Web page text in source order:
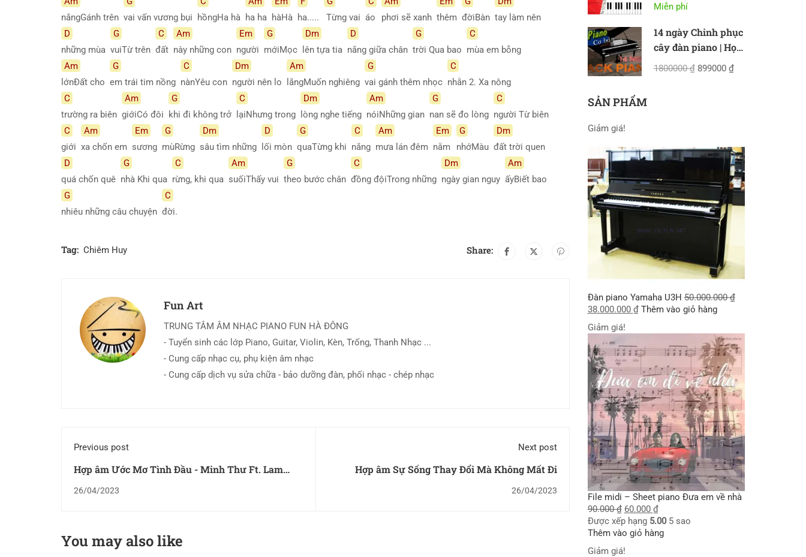
nắngGánh trên vai vấn vương bụi
hồngHa hà
ha ha
hàHà
ha.....
Từng vai áo
phơi sẽ xanh thêm đờiBàn tay làm nên
D
những mùa
G
vuiTừ trên
C
đất
Am
này những con
Em
người
G
mớiMọc
Dm
lên tựa tia
D
nắng giữa chân
G
trời Qua bao
C
mùa em bỗng
Am
lớnĐất cho
G
em trái tim nồng
C
nànYêu con
Dm
người nên lo
Am
lắngMuốn nghiêng
G
vai gánh thêm nhọc
C
nhằn 2. Xa nông
C
trường ra biên
Am
giớiCó đôi
G
khi đi không trở
C
lạiNhưng trong
Dm
lòng nghe tiếng
Am
nóiNhững gian
G
nan sẽ đo lòng
C
người Từ biên
C
giới
Am
xa chốn em
Em
sương
G
mùRừng
Dm
sâu tìm những
D
lối mòn
G
quaTừng khi
C
nắng
Am
mưa lán đêm
Em
nằm
G
nhớMàu
Dm
đất trời quen
D
quá chốn quê
G
nhà Khi qua
C
rừng, khi qua
Am
suốiThấy vui
G
theo bước chân
C
đồng độiTrong những
Dm
ngày gian nguy
Am
ấyBiết bao
G
nhiêu những câu chuyện
C
đời.
Tag: Chiêm Huy Share:
Fun Art
TRUNG TÂM ÂM NHẠC PIANO FUN HÀ ĐÔNG
- Tuyển sinh các lớp Piano, Guitar, Violin, Kèn, Trống, Thanh Nhạc ...
- Cung cấp nhạc cụ, phụ kiện âm nhạc
- Cung cấp dịch vụ sửa chữa - bảo dưỡng đàn, phối nhạc - chép nhạc
Previous post
Hợp âm Ước Mơ Tình Đầu - Minh Thư Ft. Lam
26/04/2023
Next post
Hợp âm Sự Sống Thay Đổi Mà Không Mất Đi
26/04/2023
You may also like
Miễn phí
14 ngày Chinh phục
cây đàn piano | Học
piano online cơ bản
1800000 ₫ 899000 ₫
SẢN PHẨM
Giảm giá!
Đàn piano Yamaha U3H 50.000.000₫
38.000.000 ₫ Thêm vào giỏ hàng
Giảm giá!
File midi – Sheet piano Đưa em về nhà
90.000₫ 60.000 ₫
Được xếp hạng 5.005 sao
Thêm vào giỏ hàng
Giảm giá!